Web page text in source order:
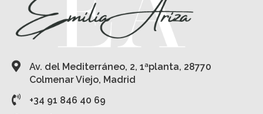
Av. del Mediterráneo, 2, 1ªplanta, 28770
Colmenar Viejo, Madrid
+34 91 846 40 69